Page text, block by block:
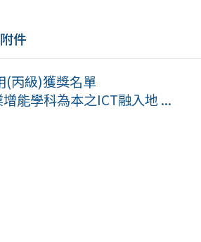
件
(丙級)獲獎名單
能學科為本之ICT融入地 ...